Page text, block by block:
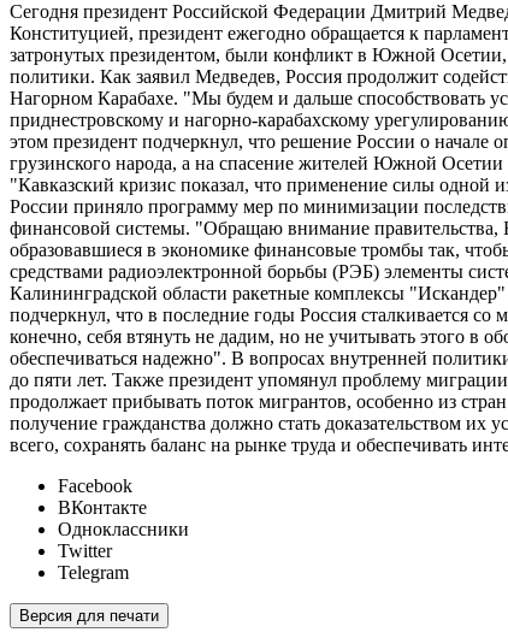
Сегодня президент Российской Федерации Дмитрий
Конституцией, президент ежегодно обращается к
затронутых президентом, были конфликт в Южной
политики. Как заявил Медведев, Россия продолжит
Нагорном Карабахе. "Мы будем и дальше способствовать
приднестровскому и нагорно-карабахскому
этом президент подчеркнул, что решение России о
грузинского народа, а на спасение жителей Южной
"Кавказский кризис показал, что применение силы одной
России приняло программу мер по минимизации
финансовой системы. "Обращаю внимание правительства,
образовавшиеся в экономике финансовые тромбы так,
средствами радиоэлектронной борьбы (РЭБ) элементы
Калининградской области ракетные комплексы
подчеркнул, что в последние годы Россия сталкивается
конечно, себя втянуть не дадим, но не учитывать этого в
обеспечиваться надежно". В вопросах внутренней
до пяти лет. Также президент упомянул проблему
продолжает прибывать поток мигрантов, особенно из
получение гражданства должно стать доказательством
всего, сохранять баланс на рынке труда и обеспечивать
Facebook
ВКонтакте
Одноклассники
Twitter
Telegram
Версия для печати